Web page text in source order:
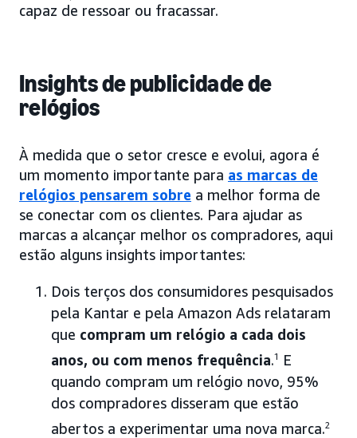
capaz de ressoar ou fracassar.
Insights de publicidade de
relógios
À medida que o setor cresce e evolui, agora é
um momento importante para as marcas de
relógios pensarem sobre a melhor forma de
se conectar com os clientes. Para ajudar as
marcas a alcançar melhor os compradores, aqui
estão alguns insights importantes:
Dois terços dos consumidores pesquisados
pela Kantar e pela Amazon Ads relataram
que compram um relógio a cada dois
anos, ou com menos frequência.1
E
quando compram um relógio novo, 95%
dos compradores disseram que estão
abertos a experimentar uma nova marca.2